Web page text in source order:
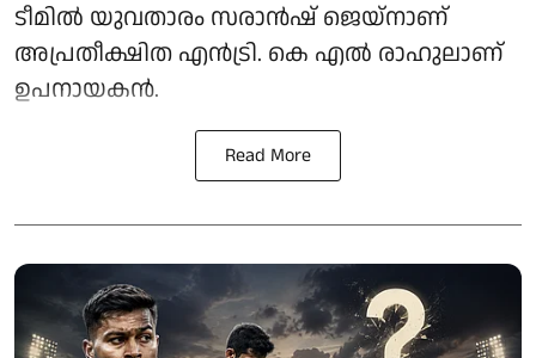
ടീമിൽ യുവതാരം സരാൻഷ് ജെയ്നാണ്
അപ്രതീക്ഷിത എൻട്രി. കെ എൽ രാഹുലാണ്
ഉപനായകൻ.
Read More